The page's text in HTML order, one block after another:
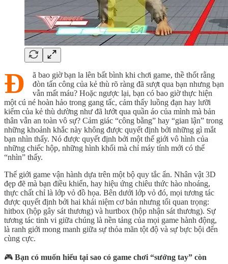
Đ
ã bao giờ bạn la lên bất bình khi chơi game, thề thốt rằng
đòn tấn công của kẻ thù rõ ràng đã sượt qua bạn nhưng bạn
vẫn mất máu? Hoặc ngược lại, bạn có bao giờ thực hiện
một cú né hoàn hảo trong gang tấc, cảm thấy luồng đạn hay lưỡi
kiếm của kẻ thù dường như đã lướt qua quần áo của mình mà bản
thân vẫn an toàn vô sự? Cảm giác “công bằng” hay “gian lận” trong
những khoảnh khắc này không được quyết định bởi những gì mắt
bạn nhìn thấy. Nó được quyết định bởi một thế giới vô hình của
những chiếc hộp, những hình khối mà chỉ máy tính mới có thể
“nhìn” thấy.
Thế giới game vận hành dựa trên một bộ quy tắc ẩn. Nhân vật 3D
đẹp đẽ mà bạn điều khiển, hay hiệu ứng chiêu thức hào nhoáng,
thực chất chỉ là lớp vỏ đồ họa. Bên dưới lớp vỏ đó, mọi tương tác
được quyết định bởi hai khái niệm cơ bản nhưng tối quan trọng:
hitbox (hộp gây sát thương) và hurtbox (hộp nhận sát thương). Sự
tương tác tinh vi giữa chúng là nền tảng của mọi game hành động,
là ranh giới mong manh giữa sự thỏa mãn tột độ và sự bực bội đến
cùng cực.
🎮 Bạn có muốn hiểu tại sao có game chơi “sướng tay” còn